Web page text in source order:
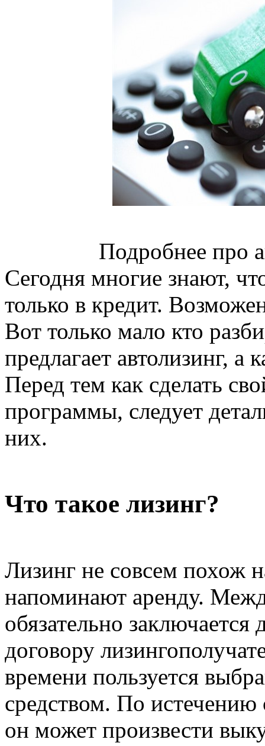
Подробнее про
Сегодня многие знают,
только в кредит.
Вот только мало кто
предлагает автолизинг, а
Перед тем как сделать
программы, следует
них.
Что такое лизинг?
Лизинг не совсем похож
напоминают аренду.
обязательно
договору
времени пользуется
средством. По истечению
он может произвести